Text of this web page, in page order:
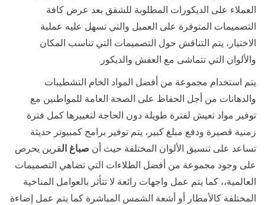
العملاء على الديكورات المطلوبة للشقق بعد عرض كافة
التصميمات المتوفرة على العميل والتي تسهل عليه عملية
الاختيار، يتم التناقش حول التصميمات التي تناسب المكان
والألوان التي تتماشى مع العفش والديكور.
يتم استخدام مجموعة من أفضل المواد الخام التشطيبات
والدهانات من أجل الحفاظ على الصحة العامة للمواطنين مع
توفير مواد تعيش لفترة طويلة دون الحاجة لتغييرها كمل فترة
زمنية قصيرة ودفع مبلغ كبير، يتم توفير برامج كمبيوتر حديثة
تساعد على تنسيق الألوان المختلفة حيث أن صباغ القرين يحرص
على وجود مجموعة من أفضل الطلاءات التي تضاهي التصميمات
العالمية،، كما يتم عمل واجهات رائعة لا تتأثر بالعوامل المناخية
المختلفة كالأمطار أو أشعة الشمس المباشرة كما يتم عمل إضاءة